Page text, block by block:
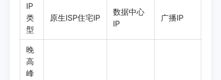
IP
类
型
原生ISP住宅IP
数据中心
IP
广播IP
晚
高
峰